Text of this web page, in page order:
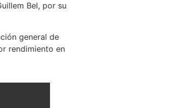
Bel, por su
general de
rendimiento en